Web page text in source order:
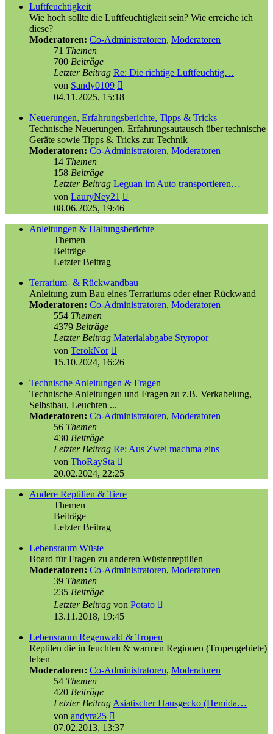
Luftfeuchtigkeit
Wie hoch sollte die Luftfeuchtigkeit sein? Wie erreiche ich
diese?
Moderatoren: Co-Administratoren, Moderatoren
71 Themen
700 Beiträge
Letzter Beitrag Re: Die richtige Luftfeuchtig…
von Sandy0109
Beitrag
04.11.2025, 15:18
Neuerungen, Erfahrungsberichte, Tipps & Tricks
Technische Neuerungen, Erfahrungsautausch über technische
Geräte sowie Tipps & Tricks zur Technik
Moderatoren: Co-Administratoren, Moderatoren
14 Themen
158 Beiträge
Letzter Beitrag Leguan im Auto transportieren…
von LauryNey21
08.06.2025, 19:46
Anleitungen & Haltungsberichte
Themen
Beiträge
Letzter Beitrag
Terrarium- & Rückwandbau
Anleitung zum Bau eines Terrariums oder einer Rückwand
Moderatoren: Co-Administratoren, Moderatoren
554 Themen
4379 Beiträge
Letzter Beitrag Materialabgabe Styropor
von TerokNor
Beitrag
15.10.2024, 16:26
Technische Anleitungen & Fragen
Technische Anleitungen und Fragen zu z.B. Verkabelung,
Selbstbau, Leuchten ...
Moderatoren: Co-Administratoren, Moderatoren
56 Themen
430 Beiträge
Letzter Beitrag Re: Aus Zwei machma eins
von ThoRaySta
Beitrag
20.02.2024, 22:25
Andere Reptilien & Tiere
Themen
Beiträge
Letzter Beitrag
Lebensraum Wüste
Board für Fragen zu anderen Wüstenreptilien
Moderatoren: Co-Administratoren, Moderatoren
39 Themen
235 Beiträge
Letzter Beitrag von Potato
13.11.2018, 19:45
Lebensraum Regenwald & Tropen
Reptilen die in feuchten & warmen Regionen (Tropengebiete)
leben
Moderatoren: Co-Administratoren, Moderatoren
54 Themen
420 Beiträge
Letzter Beitrag Asiatischer Hausgecko (Hemida…
von andyra25
Beitrag
07.02.2013, 13:37